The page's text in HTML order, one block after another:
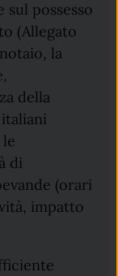
sul possesso
(Allegato
la
della
di
(orari
impatto